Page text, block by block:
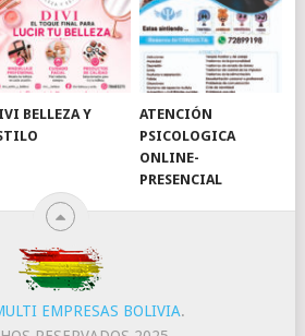
BELLEZA Y
ATENCIÓN
PSICOLOGICA
ONLINE-
PRESENCIAL
EMPRESAS BOLIVIA.